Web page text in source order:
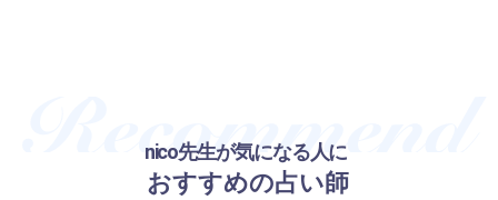
nico先生が気になる人に
おすすめの占い師